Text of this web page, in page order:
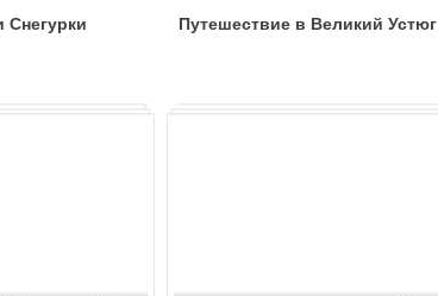
Снегурки Путешествие в Великий Устюг